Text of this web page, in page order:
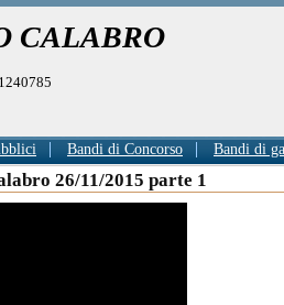
CALABRO
Bandi di Concorso Bandi di
26/11/2015 parte 1